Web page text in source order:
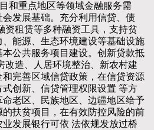
重点地区等领域金融服务需
发展基础。充分利用信贷、债
资租赁等多种融资工具，支持贫
能源、生态环境建设等基础设施
公共服务项目建设。创新贷款抵
改造、人居环境整治、新农村建
完善区域信贷政策，在信贷资源
创新、信贷管理权限设置 等方
老区、民族地区、边疆地区给予
扶贫项目，在有效防控风险的前
发展银行可依 法依规发放过桥